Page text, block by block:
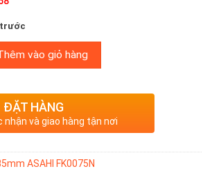
trước
ASAHI FK0075N số lượng
vào giỏ hàng
ĐẶT HÀNG
nhận và giao hàng tận nơi
ASAHI FK0075N